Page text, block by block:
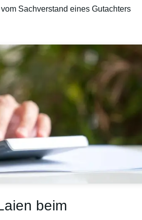
Sachverstand eines Gutachters
beim